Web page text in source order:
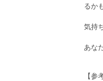
るか
気持
あな
【